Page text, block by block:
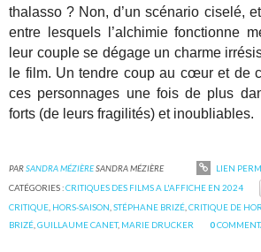
thalasso ? Non, d’un scénario ciselé,
entre lesquels l’alchimie fonctionne
leur couple se dégage un charme
le film. Un tendre coup au cœur et de
ces personnages une fois de plus
forts (de leurs fragilités) et inoubliables.
PARSANDRA MÉZIÈRESANDRA MÉZIÈRE LIEN
CATÉGORIES :CRITIQUES DES FILMS A L'AFFICHE EN 2024
CRITIQUE HORS-SAISON ,STÉPHANE BRIZÉ ,CRITIQUE DE
BRIZÉ ,GUILLAUME CANET, MARIE DRUCKER 0